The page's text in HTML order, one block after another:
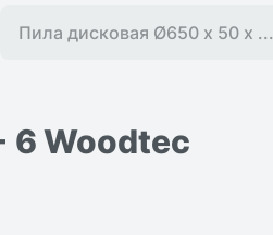
Пила дисковая Ø650 х 50 х ...
6 Woodtec